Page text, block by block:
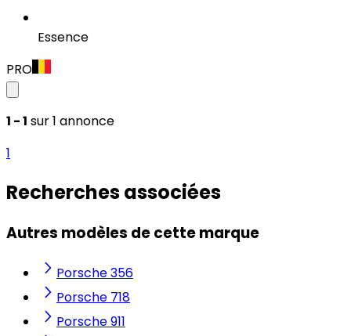
Essence
PRO
1 - 1 sur 1 annonce
1
Recherches associées
Autres modèles de cette marque
Porsche 356
Porsche 718
Porsche 911